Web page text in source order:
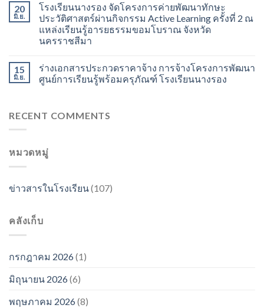
20
มิ.ย.
โรงเรียนนางรอง จัดโครงการค่ายพัฒนาทักษะ
ประวัติศาสตร์ผ่านกิจกรรม Active Learning ครั้งที่ 2 ณ
แหล่งเรียนรู้อารยธรรมขอมโบราณ จังหวัด
นครราชสีมา
15
มิ.ย.
ร่างเอกสารประกวดราคาจ้าง การจ้างโครงการพัฒนา
ศูนย์การเรียนรู้พร้อมครุภัณฑ์ โรงเรียนนางรอง
RECENT COMMENTS
หมวดหมู่
ข่าวสารในโรงเรียน(107)
คลังเก็บ
กรกฎาคม 2026(1)
มิถุนายน 2026(6)
พฤษภาคม 2026(8)